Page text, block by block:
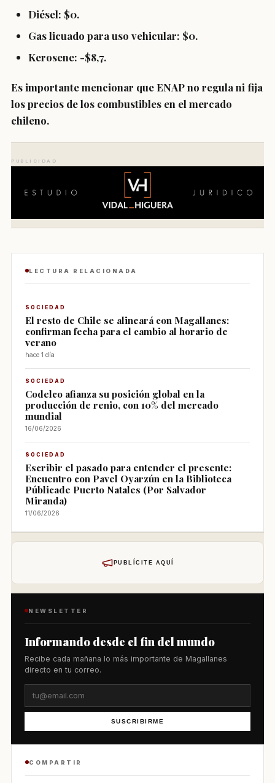
Diésel: $0.
Gas licuado para uso vehicular: $0.
Kerosene: -$8,7.
Es importante mencionar que ENAP no regula ni fija
los precios de los combustibles en el mercado
chileno.
PUBLICIDAD
LECTURA RELACIONADA
SOCIEDAD
El resto de Chile se alineará con Magallanes:
confirman fecha para el cambio al horario de
verano
hace 1 día
SOCIEDAD
Codelco afianza su posición global en la
producción de renio, con 10% del mercado
mundial
16/06/2026
SOCIEDAD
Escribir el pasado para entender el presente:
Encuentro con Pavel Oyarzún en la Biblioteca
Públicade Puerto Natales (Por Salvador
Miranda)
11/06/2026
PUBLÍCITE AQUÍ
NEWSLETTER
Informando desde el fin del mundo
Recibe cada mañana lo más importante de Magallanes
directo en tu correo.
SUSCRIBIRME
COMPARTIR